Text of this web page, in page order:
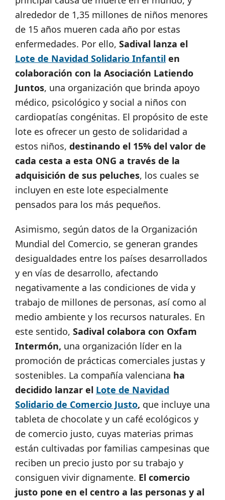
alrededor de 1,35 millones de niños menores
de 15 años mueren cada año por estas
enfermedades. Por ello, Sadival lanza el
Lote de Navidad Solidario Infantil en
colaboración con la Asociación Latiendo
Juntos, una organización que brinda apoyo
médico, psicológico y social a niños con
cardiopatías congénitas. El propósito de este
lote es ofrecer un gesto de solidaridad a
estos niños, destinando el 15% del valor de
cada cesta a esta ONG a través de la
adquisición de sus peluches, los cuales se
incluyen en este lote especialmente
pensados para los más pequeños.
Asimismo, según datos de la Organización
Mundial del Comercio, se generan grandes
desigualdades entre los países desarrollados
y en vías de desarrollo, afectando
negativamente a las condiciones de vida y
trabajo de millones de personas, así como al
medio ambiente y los recursos naturales. En
este sentido, Sadival colabora con Oxfam
Intermón, una organización líder en la
promoción de prácticas comerciales justas y
sostenibles. La compañía valenciana ha
decidido lanzar el Lote de Navidad
Solidario de Comercio Justo, que incluye una
tableta de chocolate y un café ecológicos y
de comercio justo, cuyas materias primas
están cultivadas por familias campesinas que
reciben un precio justo por su trabajo y
consiguen vivir dignamente. El comercio
justo pone en el centro a las personas y al